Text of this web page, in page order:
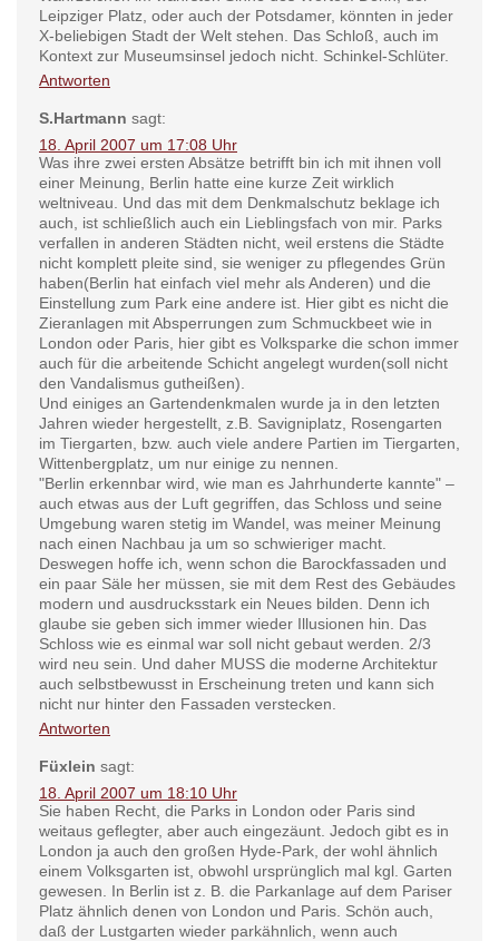
Leipziger Platz, oder auch der Potsdamer, könnten in jeder
X-beliebigen Stadt der Welt stehen. Das Schloß, auch im
Kontext zur Museumsinsel jedoch nicht. Schinkel-Schlüter.
Antworten
S.Hartmann sagt:
18. April 2007 um 17:08 Uhr
Was ihre zwei ersten Absätze betrifft bin ich mit ihnen voll
einer Meinung, Berlin hatte eine kurze Zeit wirklich
weltniveau. Und das mit dem Denkmalschutz beklage ich
auch, ist schließlich auch ein Lieblingsfach von mir. Parks
verfallen in anderen Städten nicht, weil erstens die Städte
nicht komplett pleite sind, sie weniger zu pflegendes Grün
haben(Berlin hat einfach viel mehr als Anderen) und die
Einstellung zum Park eine andere ist. Hier gibt es nicht die
Zieranlagen mit Absperrungen zum Schmuckbeet wie in
London oder Paris, hier gibt es Volksparke die schon immer
auch für die arbeitende Schicht angelegt wurden(soll nicht
den Vandalismus gutheißen).
Und einiges an Gartendenkmalen wurde ja in den letzten
Jahren wieder hergestellt, z.B. Savigniplatz, Rosengarten
im Tiergarten, bzw. auch viele andere Partien im Tiergarten,
Wittenbergplatz, um nur einige zu nennen.
"Berlin erkennbar wird, wie man es Jahrhunderte kannte" –
auch etwas aus der Luft gegriffen, das Schloss und seine
Umgebung waren stetig im Wandel, was meiner Meinung
nach einen Nachbau ja um so schwieriger macht.
Deswegen hoffe ich, wenn schon die Barockfassaden und
ein paar Säle her müssen, sie mit dem Rest des Gebäudes
modern und ausdrucksstark ein Neues bilden. Denn ich
glaube sie geben sich immer wieder Illusionen hin. Das
Schloss wie es einmal war soll nicht gebaut werden. 2/3
wird neu sein. Und daher MUSS die moderne Architektur
auch selbstbewusst in Erscheinung treten und kann sich
nicht nur hinter den Fassaden verstecken.
Antworten
Füxlein sagt:
18. April 2007 um 18:10 Uhr
Sie haben Recht, die Parks in London oder Paris sind
weitaus geflegter, aber auch eingezäunt. Jedoch gibt es in
London ja auch den großen Hyde-Park, der wohl ähnlich
einem Volksgarten ist, obwohl ursprünglich mal kgl. Garten
gewesen. In Berlin ist z. B. die Parkanlage auf dem Pariser
Platz ähnlich denen von London und Paris. Schön auch,
daß der Lustgarten wieder parkähnlich, wenn auch